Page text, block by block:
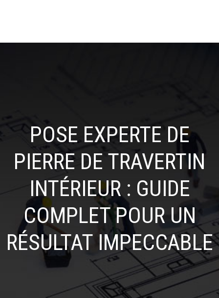
POSE EXPERTE DE
PIERRE DE TRAVERTIN
INTÉRIEUR : GUIDE
COMPLET POUR UN
RÉSULTAT IMPECCABLE